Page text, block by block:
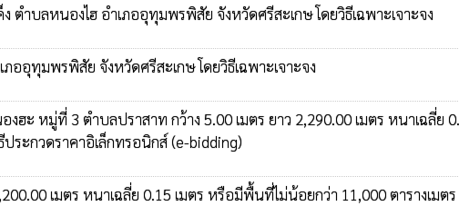
ำบลหนองไฮ อำเภออุทุมพรพิสัย จังหวัดศรีสะเกษ โดยวิธีเฉพาะเจาะจง
อุทุมพรพิสัย จังหวัดศรีสะเกษ โดยวิธีเฉพาะเจาะจง
หมู่ที่ 3 ตำบลปราสาท กว้าง 5.00 เมตร ยาว 2,290.00 เมตร หนาเฉลี่ย
ระกวดราคาอิเล็กทรอนิกส์ (e-bidding)
เมตร หนาเฉลี่ย 0.15 เมตร หรือมีพื้นที่ไม่น้อยกว่า 11,000 ตารางเมตร